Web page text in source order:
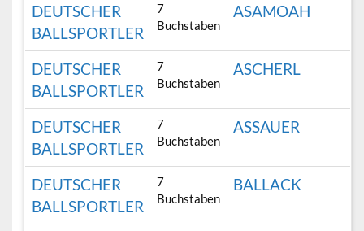
DEUTSCHER
BALLSPORTLER
7
Buchstaben
ASAMOAH
DEUTSCHER
BALLSPORTLER
7
Buchstaben
ASCHERL
DEUTSCHER
BALLSPORTLER
7
Buchstaben
ASSAUER
DEUTSCHER
BALLSPORTLER
7
Buchstaben
BALLACK